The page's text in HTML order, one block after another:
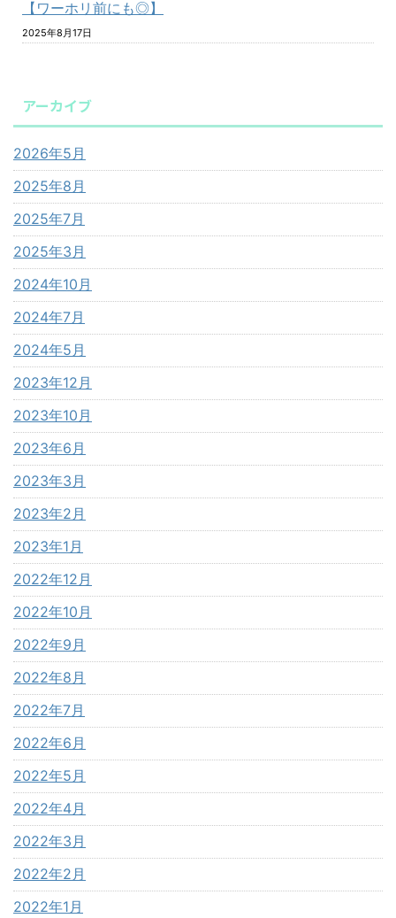
【ワーホリ前にも◎】
2025年8月17日
アーカイブ
2026年5月
2025年8月
2025年7月
2025年3月
2024年10月
2024年7月
2024年5月
2023年12月
2023年10月
2023年6月
2023年3月
2023年2月
2023年1月
2022年12月
2022年10月
2022年9月
2022年8月
2022年7月
2022年6月
2022年5月
2022年4月
2022年3月
2022年2月
2022年1月